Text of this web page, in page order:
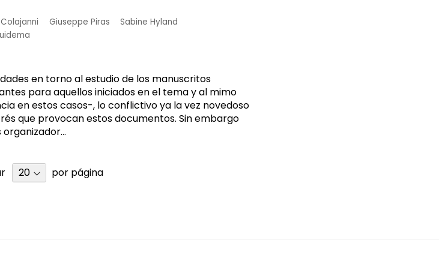
Giuseppe Piras
Sabine Hyland
en torno al estudio de los manuscritos
para aquellos iniciados en el tema y al mimo
en estos casos-, lo conflictivo ya la vez novedoso
que provocan estos documentos. Sin embargo
por página